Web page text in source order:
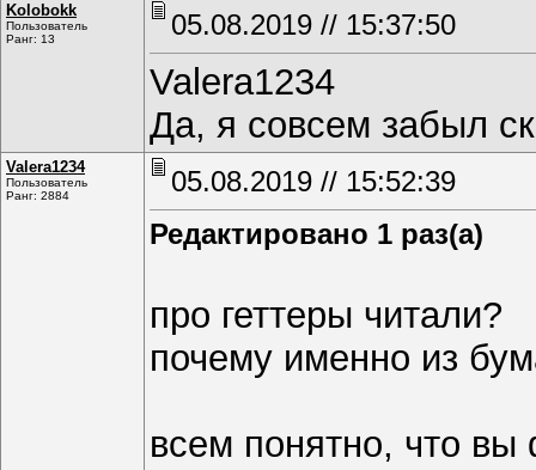
Kolobokk
Пользователь
Ранг: 13
05.08.2019 // 15:37:50
Valerа1234
Да, я совсем забыл
Valerа1234
Пользователь
Ранг: 2884
05.08.2019 // 15:52:39
Редактировано 1 раз(а)
про геттеры читали?
почему именно из
всем понятно, что вы